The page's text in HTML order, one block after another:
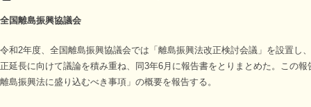
全国離島振興協議会
令和2年度、全国離島振興協議会では「離島振興法改正検討会議」を設置し
正延長に向けて議論を積み重ね、同3年6月に報告書をとりまとめた。この
離島振興法に盛り込むべき事項」の概要を報告する。